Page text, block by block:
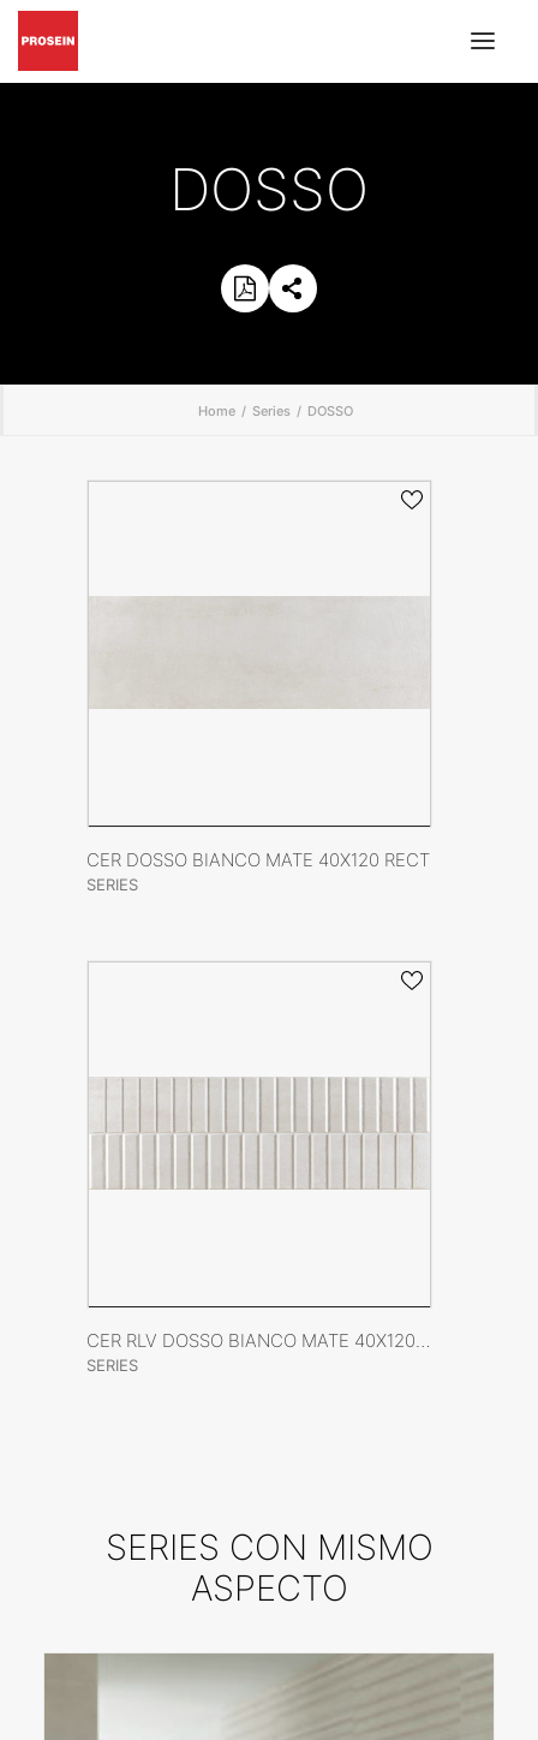
GRIFERÍAS Y ACCESORIOS
MUEBLES DE BAÑO
INSPIRACIÓN
DOSSO
Home Series DOSSO
VER FICHA DEL PRODUCTO
CER DOSSO BIANCO MATE 40X120 RECT
SERIES
VER FICHA DEL PRODUCTO CER RLV DOSSO BIANCO MATE 40X120 RECT
SERIES
SERIES CON MISMO
ASPECTO